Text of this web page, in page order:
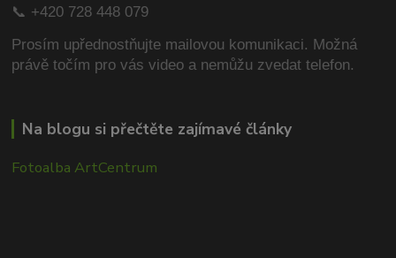
📞 +420 728 448 079
Prosím upřednostňujte mailovou komunikaci. Možná
právě točím pro vás video a nemůžu zvedat telefon.
Na blogu si přečtěte zajímavé články
Fotoalba ArtCentrum